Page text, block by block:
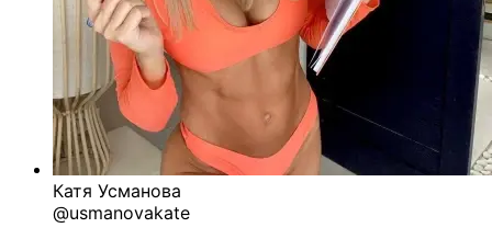
Катя Усманова
@usmanovakate